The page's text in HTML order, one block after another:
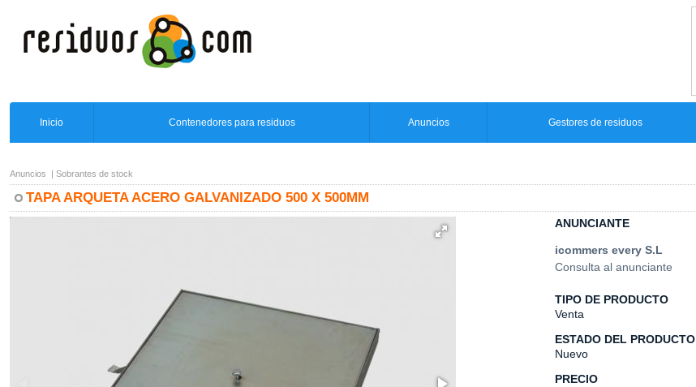
Inicio Contenedores para residuos Anuncios Gestores de residuos
Anuncios | Sobrantes de stock
TAPA ARQUETA ACERO GALVANIZADO 500 X 500MM
ANUNCIANTE
icommers every S.L
Consulta al anunciante
TIPO DE PRODUCTO
Venta
ESTADO DEL PRODUCTO
Nuevo
PRECIO